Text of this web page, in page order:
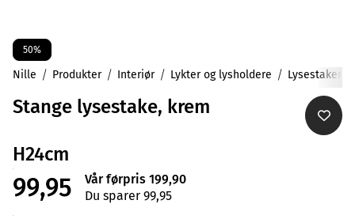
50%
Nille Produkter Interiør Lykter og lysholdere Lysestaker
Stange lysestake, krem
H24cm
99,95
Vår førpris 199,90
Du sparer 99,95